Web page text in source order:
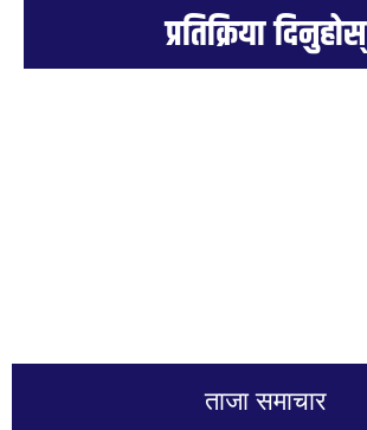
प्रतिक्रिया दिनुहोस्
ताजा समाचार